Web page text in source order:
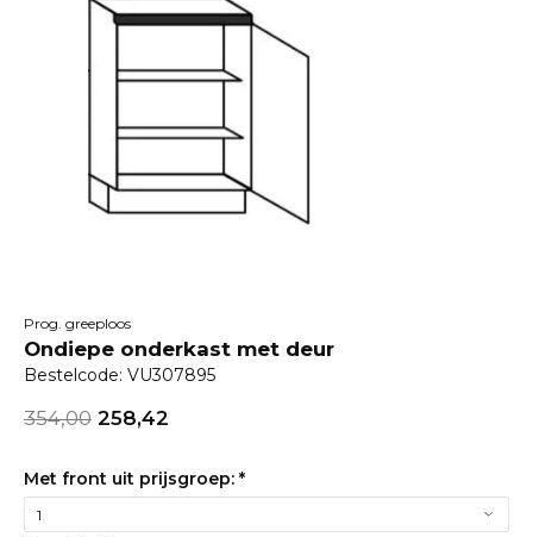
Prog. greeploos
Ondiepe onderkast met deur
Bestelcode: VU307895
354,00 258,42
Met front uit prijsgroep: *